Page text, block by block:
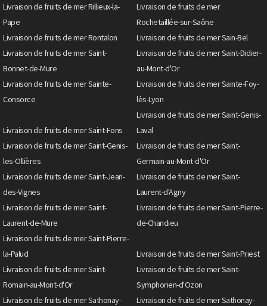
Livraison de fruits de mer Rillieux-la-
Pape
Livraison de fruits de mer
Rochetaillée-sur-Saône
Livraison de fruits de mer Rontalon
Livraison de fruits de mer Sain-Bel
Livraison de fruits de mer Saint-
Bonnet-de-Mure
Livraison de fruits de mer Saint-Didier-
au-Mont-d'Or
Livraison de fruits de mer Sainte-
Consorce
Livraison de fruits de mer Sainte-Foy-
lès-Lyon
Livraison de fruits de mer Saint-Fons
Livraison de fruits de mer Saint-Genis-
Laval
Livraison de fruits de mer Saint-Genis-
les-Ollières
Livraison de fruits de mer Saint-
Germain-au-Mont-d'Or
Livraison de fruits de mer Saint-Jean-
des-Vignes
Livraison de fruits de mer Saint-
Laurent-d'Agny
Livraison de fruits de mer Saint-
Laurent-de-Mure
Livraison de fruits de mer Saint-Pierre-
de-Chandieu
Livraison de fruits de mer Saint-Pierre-
la-Palud
Livraison de fruits de mer Saint-Priest
Livraison de fruits de mer Saint-
Romain-au-Mont-d'Or
Livraison de fruits de mer Saint-
Symphorien-d'Ozon
Livraison de fruits de mer Sathonay-
Livraison de fruits de mer Sathonay-